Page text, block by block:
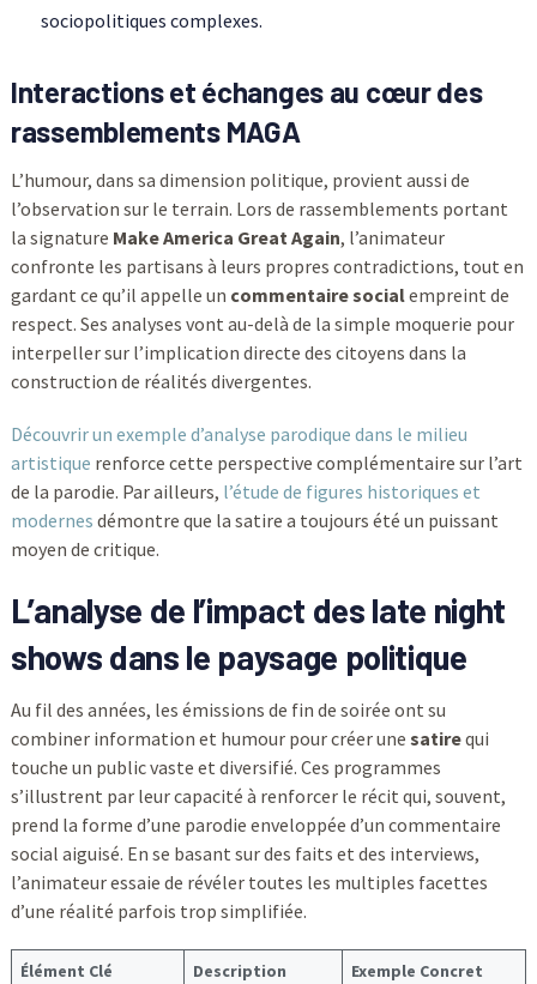
sociopolitiques complexes.
Interactions et échanges au cœur des
rassemblements MAGA
L’humour, dans sa dimension politique, provient aussi de
l’observation sur le terrain. Lors de rassemblements portant
la signature Make America Great Again, l’animateur
confronte les partisans à leurs propres contradictions, tout en
gardant ce qu’il appelle un commentaire socialempreint de
respect. Ses analyses vont au-delà de la simple moquerie pour
interpeller sur l’implication directe des citoyens dans la
construction de réalités divergentes.
Découvrir un exemple d’analyse parodique dans le milieu
artistique renforce cette perspective complémentaire sur l’art
de la parodie. Par ailleurs, l’étude de figures historiques et
modernes démontre que la satire a toujours été un puissant
moyen de critique.
L’analyse de l’impact des late night
shows dans le paysage politique
Au fil des années, les émissions de fin de soirée ont su
combiner information et humour pour créer une satirequi
touche un public vaste et diversifié. Ces programmes
s’illustrent par leur capacité à renforcer le récit qui, souvent,
prend la forme d’une parodie enveloppée d’un commentaire
social aiguisé. En se basant sur des faits et des interviews,
l’animateur essaie de révéler toutes les multiples facettes
d’une réalité parfois trop simplifiée.
Élément Clé Description Exemple Concret